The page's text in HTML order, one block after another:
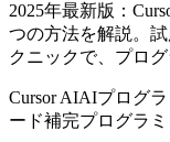
2025年最新版：
つの方法を解説。
クニックで、プロ
Cursor AIAIプログ
ード補完プログラ